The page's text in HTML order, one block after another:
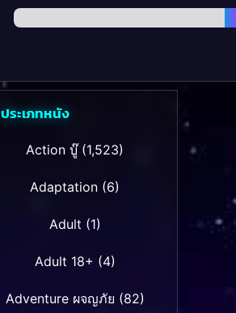
ประเภทหนัง
Action บู๊(1,523)
Adaptation (6)
Adult (1)
Adult 18+ (4)
Adventure ผจญภัย (82)